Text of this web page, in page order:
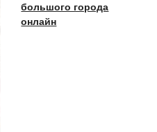
большого города
онлайн